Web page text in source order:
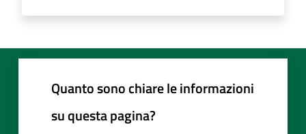
Quanto sono chiare le informazioni
su questa pagina?